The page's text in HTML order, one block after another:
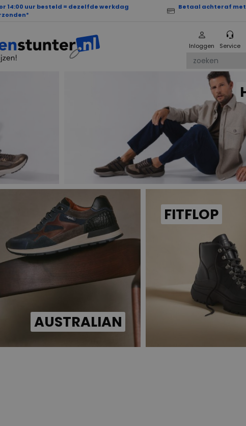
14:00 uur besteld = dezelfde werkdag
Betaal achteraf
Inloggen Service
AUSTRALIAN
FITFLOP